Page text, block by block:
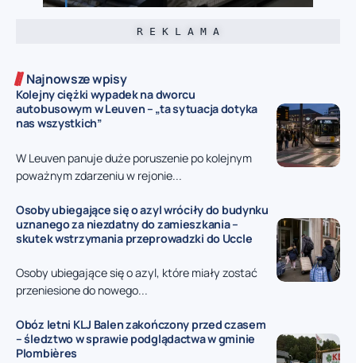
R E K L A M A
Najnowsze wpisy
Kolejny ciężki wypadek na dworcu
autobusowym w Leuven – „ta sytuacja dotyka
nas wszystkich”
W Leuven panuje duże poruszenie po kolejnym
poważnym zdarzeniu w rejonie...
Osoby ubiegające się o azyl wróciły do budynku
uznanego za niezdatny do zamieszkania –
skutek wstrzymania przeprowadzki do Uccle
Osoby ubiegające się o azyl, które miały zostać
przeniesione do nowego...
Obóz letni KLJ Balen zakończony przed czasem
– śledztwo w sprawie podglądactwa w gminie
Plombières